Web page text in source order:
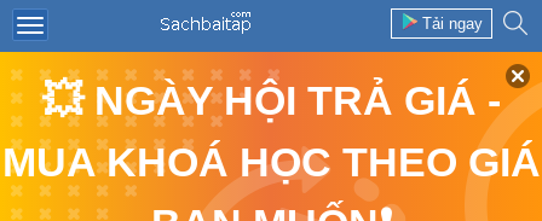
Tải ngay
💥 NGÀY HỘI TRẢ GIÁ -
MUA KHOÁ HỌC THEO GIÁ